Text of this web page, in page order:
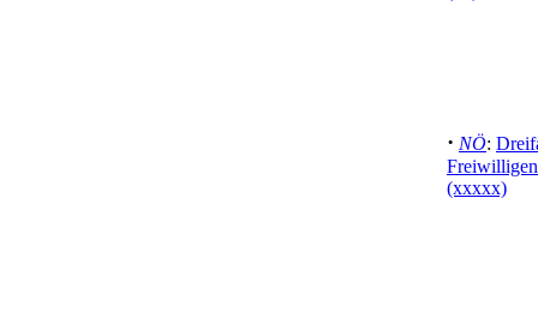
· NÖ:
(xxxxx)